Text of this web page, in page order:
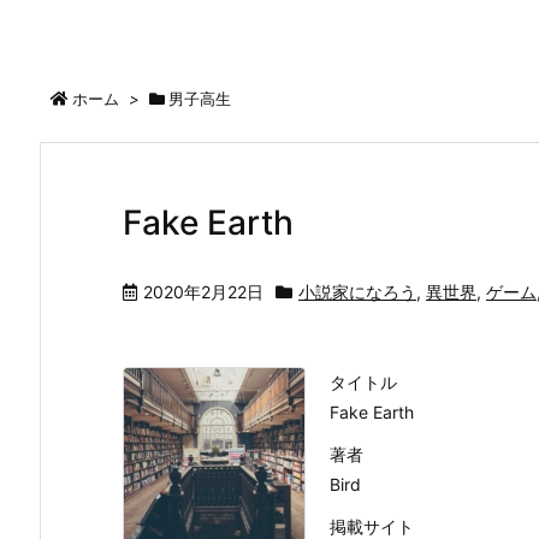
ホーム > 男子高生
Fake Earth
2020年2月22日 小説家になろう , 異世界, ゲーム,
タイトル
Fake Earth
著者
Bird
掲載サイト